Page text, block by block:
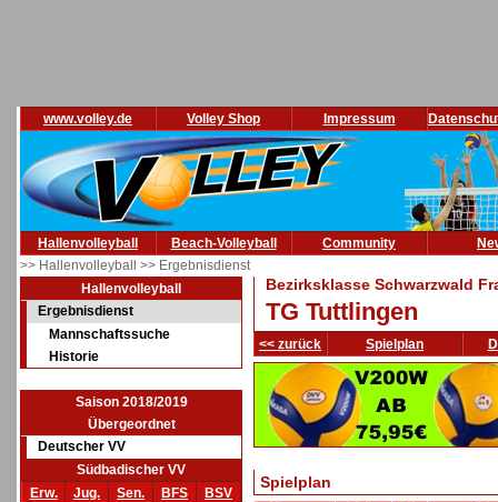
www.volley.de Volley Shop Impressum
Hallenvolleyball Beach-Volleyball Community
>> Hallenvolleyball >> Ergebnisdienst
Hallenvolleyball
Ergebnisdienst
Mannschaftssuche
Historie
Saison 2018/2019
Übergeordnet
Deutscher VV
Südbadischer VV
Erw.
Jug. Sen. BFS
BSV
Bezirksklasse Schwarzwald
TG Tuttlingen
<< zurück Spielplan
Spielplan